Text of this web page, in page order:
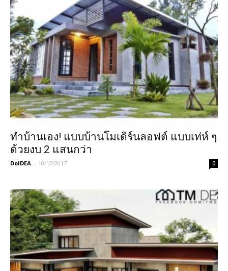
ทำบ้านเอง! แบบบ้านโมเดิร์นลอฟต์ แบบเท่ห์ ๆ
ด้วยงบ 2 แสนกว่า
DoIDEA - 10/12/2017 0